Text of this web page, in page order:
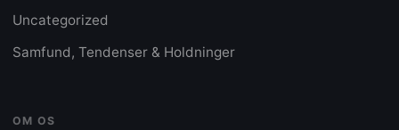
Uncategorized
Samfund, Tendenser & Holdninger
OM OS